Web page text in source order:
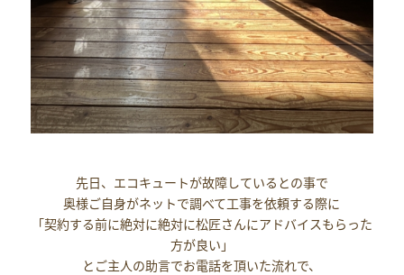
先日、エコキュートが故障しているとの事で
奥様ご自身がネットで調べて工事を依頼する際に
「契約する前に絶対に絶対に松匠さんにアドバイスもらった
方が良い」
とご主人の助言でお電話を頂いた流れで、